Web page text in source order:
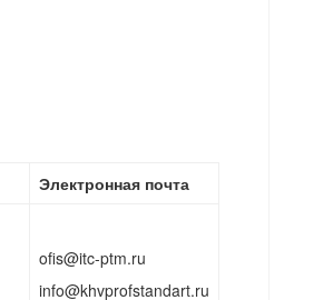
Электронная почта
ofis@itc-ptm.ru
info@khvprofstandart.ru